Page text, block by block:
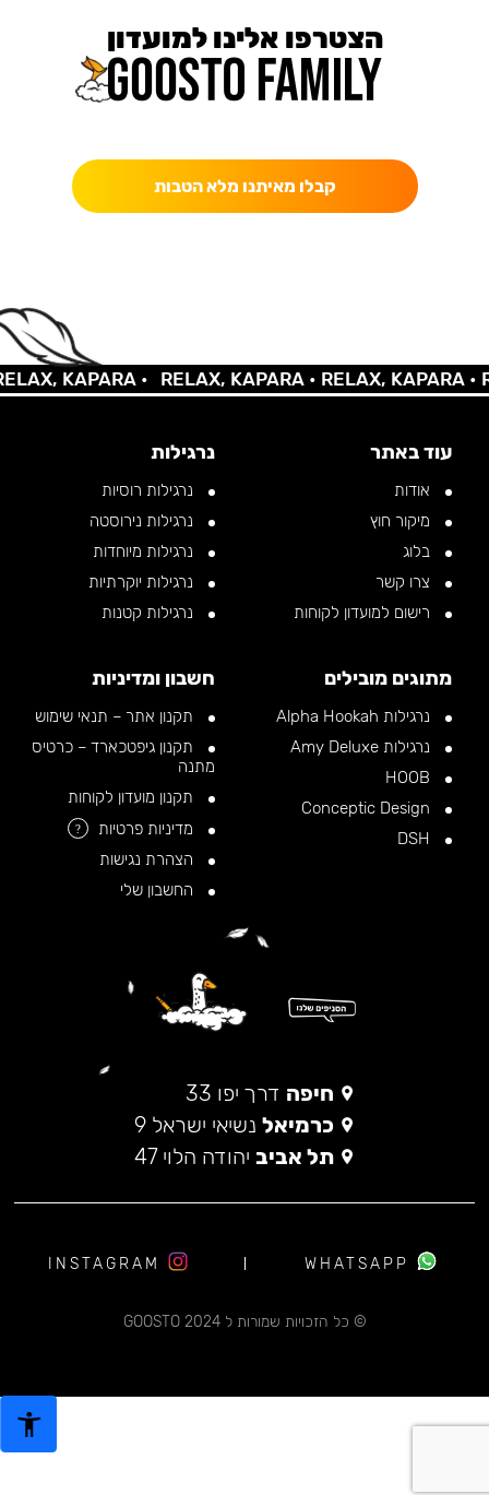
הצטרפו אלינו למועדון
קבלו מאיתנו מלא הטבות
KAPARA • RELAX, KAPARA •RELAX, KAPARA •
עוד באתר
אודות
מיקור חוץ
בלוג
צרו קשר
רישום למועדון לקוחות
נרגילות
נרגילות רוסיות
נרגילות נירוסטה
נרגילות מיוחדות
נרגילות יוקרתיות
נרגילות קטנות
מתוגים מובילים
נרגילות Alpha Hookah
נרגילות Amy Deluxe
חשבון ומדיניות
תקנון אתר – תנאי שימוש
תקנון גיפטכארד – כרטיס
מתנה
תקנון מועדון לקוחות
מדיניות פרטיות
?
הצהרת נגישות
החשבון שלי
חיפה דרך יפו 33
כרמיאל נשיאי ישראל 9
תל אביב יהודה הלוי 47
© כל הזכויות שמורות ל 2024 GOOSTO
WHATSAPP
INSTAGRAM